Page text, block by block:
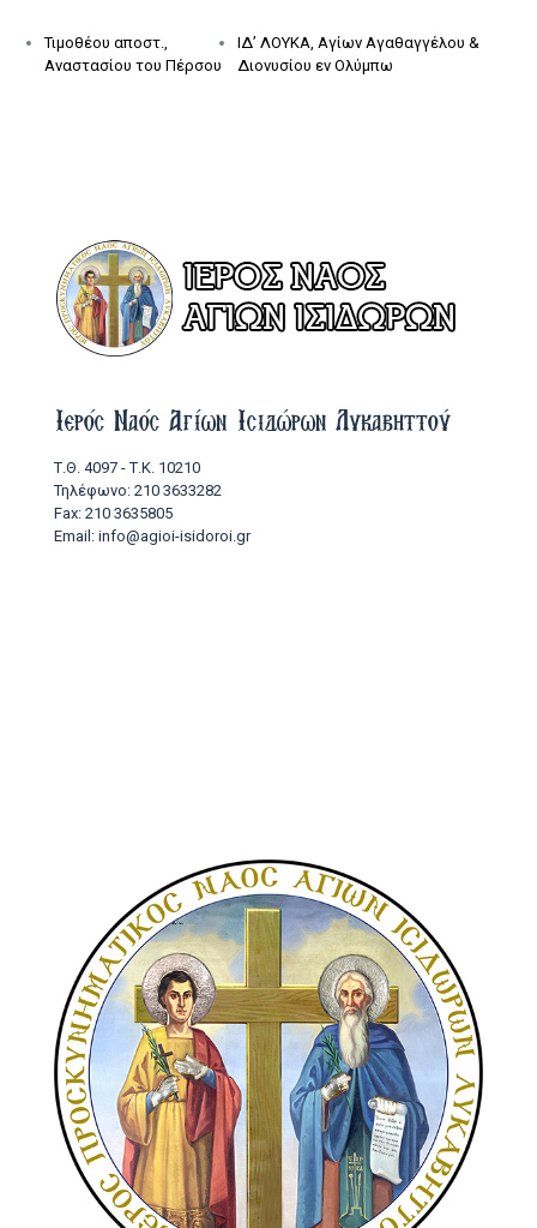
Τιμοθέου αποστ.,
Αναστασίου του Πέρσου
ΙΔ’ ΛΟΥΚΑ, Αγίων Αγαθαγγέλου &
Διονυσίου εν Ολύμπω
Ιερός Ναός Αγίων Ισιδώρων Λυκαβηττού
Τ.Θ. 4097 - Τ.Κ. 10210
Τηλέφωνο: 210 3633282
Fax: 210 3635805
Email: info@agioi-isidoroi.gr